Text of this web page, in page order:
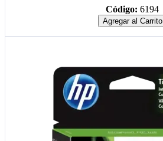
Código: 6194
Agregar al Carrito